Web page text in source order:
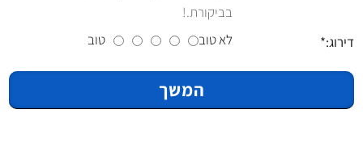
בביקורת.!
דירוג:
לא טוב טוב
המשך